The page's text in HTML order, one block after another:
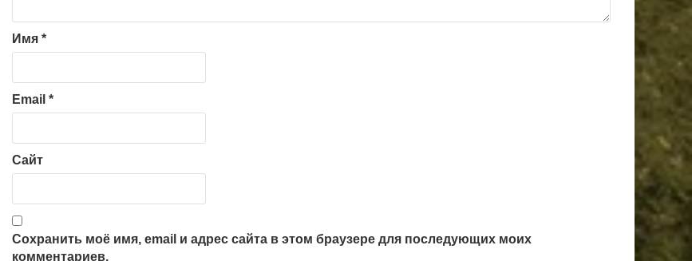
Имя *
Email *
Сайт
Сохранить моё имя, email и адрес сайта в этом браузере для последующих моих
комментариев.